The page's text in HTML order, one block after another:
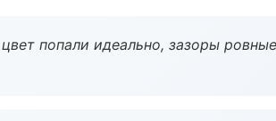
попали идеально, зазоры